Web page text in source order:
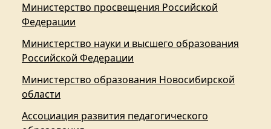
Министерство просвещения Российской
Федерации
Министерство науки и высшего образования
Российской Федерации
Министерство образования Новосибирской
области
Ассоциация развития педагогического